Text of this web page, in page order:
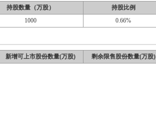
持股数量（万股） 持股比例
1000 0.66%
新增可上市股份数量(万股) 剩余限售股份数量(万股)